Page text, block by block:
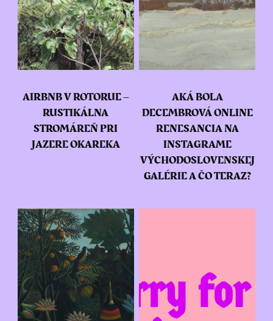
AIRBNB V ROTORUE –
RUSTIKÁLNA
STROMÁREŇ PRI
JAZERE OKAREKA
AKÁ BOLA
DECEMBROVÁ ONLINE
RENESANCIA NA
INSTAGRAME
VÝCHODOSLOVENSKEJ
GALÉRIE A ČO TERAZ?